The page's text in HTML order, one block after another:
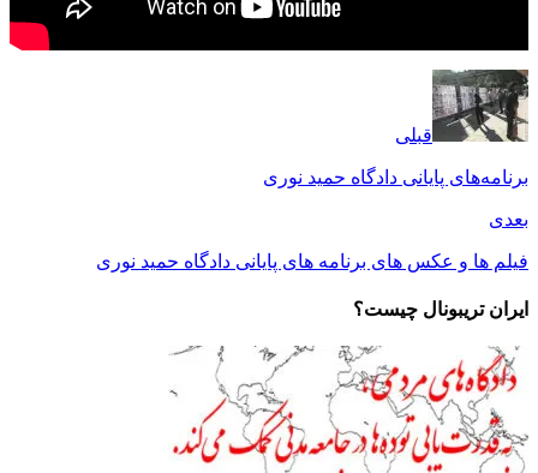
قبلی
برنامه‌های پایانی دادگاه حمید نوری
بعدی
فیلم ها و عکس های برنامه های پایانی دادگاه حمید نوری
ایران تریبونال چیست؟